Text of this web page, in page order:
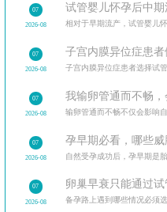
07
2026-08
试管婴儿怀孕后中
07
2026-08
子宫内膜异位症患
07
2026-08
我输卵管通而不畅
07
2026-08
孕早期必看，哪些
07
2026-08
卵巢早衰只能通过试